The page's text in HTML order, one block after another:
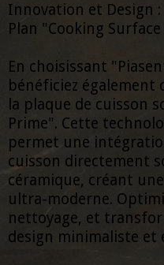
Innovation et Design :
Plan "Cooking
En choisissant
bénéficiez également
la plaque de cuisson
Prime". Cette
permet une
cuisson directement
céramique, créant
ultra-moderne.
nettoyage, et
design minimaliste et